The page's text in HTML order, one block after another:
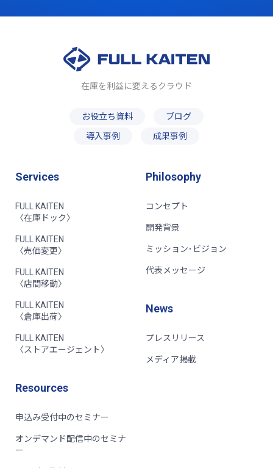
在庫を利益に変えるクラウド
お役立ち資料
ブログ
導入事例
成果事例
Services
FULL KAITEN
〈在庫ドック〉
FULL KAITEN
〈売価変更〉
FULL KAITEN
〈店間移動〉
FULL KAITEN
〈倉庫出荷〉
FULL KAITEN
〈ストアエージェント〉
Philosophy
コンセプト
開発背景
ミッション･ビジョン
代表メッセージ
News
プレスリリース
メディア掲載
Resources
申込み受付中のセミナー
オンデマンド配信中のセミナ
ー